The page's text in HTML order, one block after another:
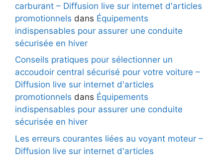
carburant – Diffusion live sur internet d'articles
promotionnels dans Équipements
indispensables pour assurer une conduite
sécurisée en hiver
Conseils pratiques pour sélectionner un
accoudoir central sécurisé pour votre voiture –
Diffusion live sur internet d'articles
promotionnels dans Équipements
indispensables pour assurer une conduite
sécurisée en hiver
Les erreurs courantes liées au voyant moteur –
Diffusion live sur internet d'articles